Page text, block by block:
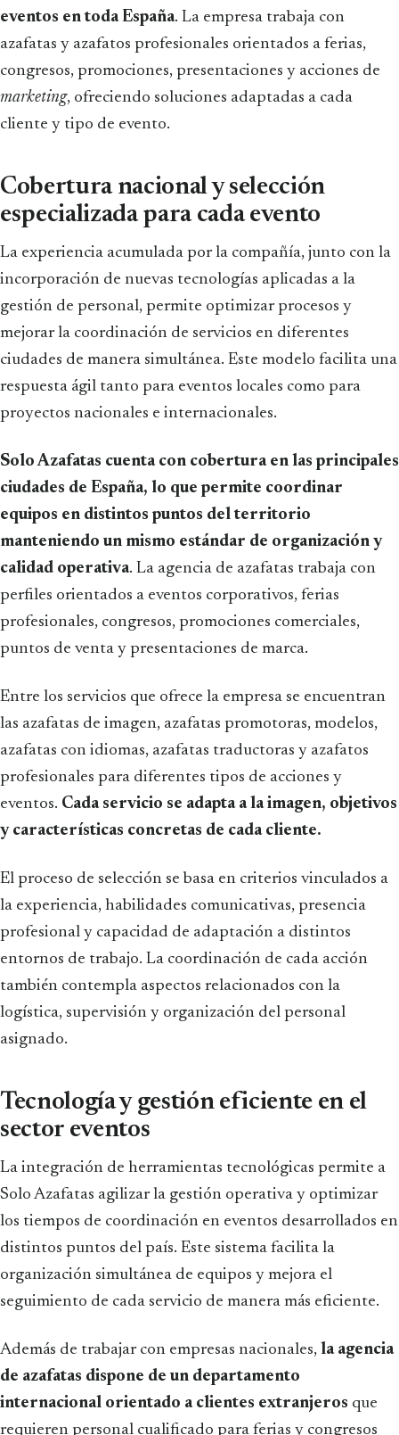
eventos en toda España. La empresa trabaja con
azafatas y azafatos profesionales orientados a ferias,
congresos, promociones, presentaciones y acciones de
marketing, ofreciendo soluciones adaptadas a cada
cliente y tipo de evento.
Cobertura nacional y selección
especializada para cada evento
La experiencia acumulada por la compañía, junto con la
incorporación de nuevas tecnologías aplicadas a la
gestión de personal, permite optimizar procesos y
mejorar la coordinación de servicios en diferentes
ciudades de manera simultánea. Este modelo facilita una
respuesta ágil tanto para eventos locales como para
proyectos nacionales e internacionales.
Solo Azafatas cuenta con cobertura en las principales
ciudades de España, lo que permite coordinar
equipos en distintos puntos del territorio
manteniendo un mismo estándar de organización y
calidad operativa. La agencia de azafatas trabaja con
perfiles orientados a eventos corporativos, ferias
profesionales, congresos, promociones comerciales,
puntos de venta y presentaciones de marca.
Entre los servicios que ofrece la empresa se encuentran
las azafatas de imagen, azafatas promotoras, modelos,
azafatas con idiomas, azafatas traductoras y azafatos
profesionales para diferentes tipos de acciones y
eventos. Cada servicio se adapta a la imagen, objetivos
y características concretas de cada cliente.
El proceso de selección se basa en criterios vinculados a
la experiencia, habilidades comunicativas, presencia
profesional y capacidad de adaptación a distintos
entornos de trabajo. La coordinación de cada acción
también contempla aspectos relacionados con la
logística, supervisión y organización del personal
asignado.
Tecnología y gestión eficiente en el
sector eventos
La integración de herramientas tecnológicas permite a
Solo Azafatas agilizar la gestión operativa y optimizar
los tiempos de coordinación en eventos desarrollados en
distintos puntos del país. Este sistema facilita la
organización simultánea de equipos y mejora el
seguimiento de cada servicio de manera más eficiente.
Además de trabajar con empresas nacionales, la agencia
de azafatas dispone de un departamento
internacional orientado a clientes extranjeros que
requieren personal cualificado para ferias y congresos